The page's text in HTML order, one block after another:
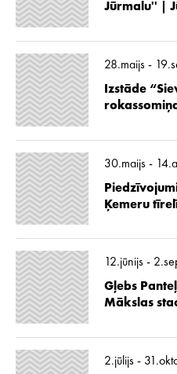
Jūrmalu'' |
28.maijs -
Izstāde
30.maijs -
Ķemeru
12.jūnijs -
Gļebs
Mākslas
2.jūlijs -